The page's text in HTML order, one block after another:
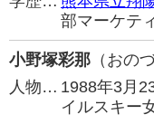
部マーケテ
小野塚彩那 （おの
人物… 1988年3月
イルスキー